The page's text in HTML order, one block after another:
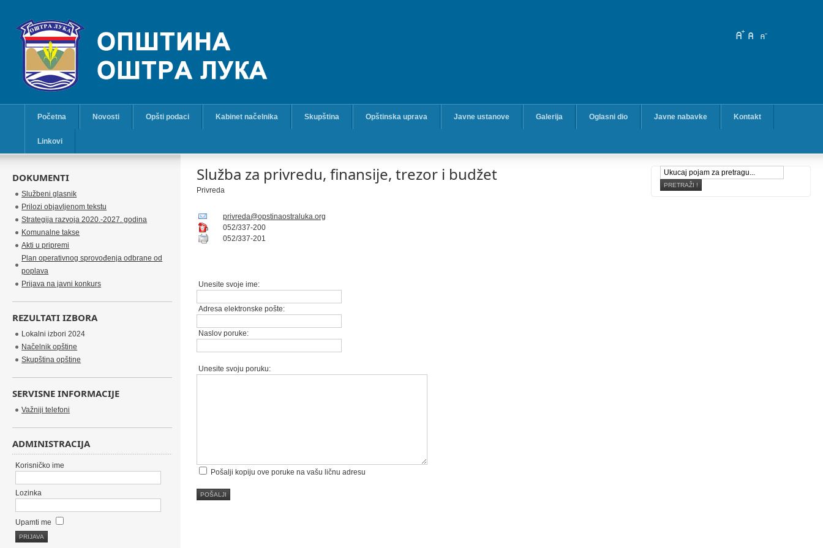
Početna Novosti Opšti podaci Kabinet načelnika Skupština Opštinska uprava Javne ustanove Galerija Oglasni dio Javne nabavke Kontakt
Linkovi
Služba za privredu, finansije, trezor i budžet
Privreda
privreda@opstinaostraluka.org
052/337-200
052/337-201
Unesite svoje ime:
Adresa elektronske pošte:
Naslov poruke:
Unesite svoju poruku:
Pošalji kopiju ove poruke na vašu ličnu adresu
POŠALJI
DOKUMENTI
Službeni glasnik
Prilozi objavljenom tekstu
Strategija razvoja 2020.-2027. godina
Komunalne takse
Akti u pripremi
Plan operativnog sprovođenja odbrane od
poplava
Prijava na javni konkurs
REZULTATI IZBORA
Lokalni izbori 2024
Načelnik opštine
Skupština opštine
SERVISNE INFORMACIJE
Važniji telefoni
ADMINISTRACIJA
Korisničko ime
Lozinka
Upamti me